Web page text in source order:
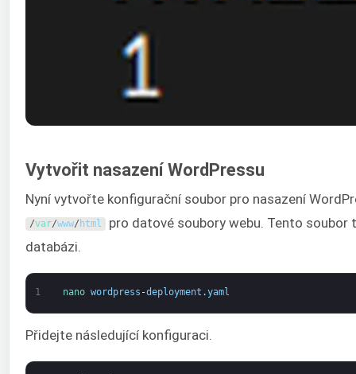
Vytvořit nasazení WordPressu
Nyní vytvořte konfigurační soubor pro nasazení
/var/www/ html pro datové soubory webu. Tento soubor
databázi.
1 nano wordpress -deployment .yaml
Přidejte následující konfiguraci.